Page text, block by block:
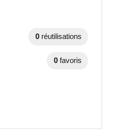
0 réutilisations
0 favoris